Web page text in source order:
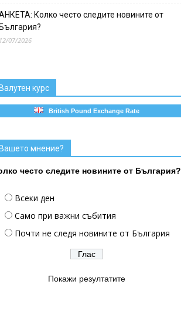
Колко често следите новините от
07/2026
курс
British Pound Exchange Rate
мнение?
често следите новините от България?
Всеки ден
Само при важни събития
Почти не следя новините от България
Покажи резултатите